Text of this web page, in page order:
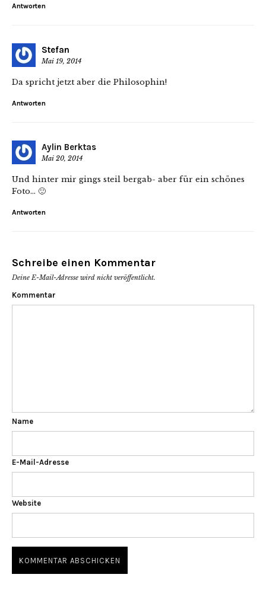
Antworten
Stefan
Mai 19, 2014
Da spricht jetzt aber die Philosophin!
Antworten
Aylin Berktas
Mai 20, 2014
Und hinter mir gings steil bergab- aber für ein schönes
Foto… 🙂
Antworten
Schreibe einen Kommentar
Deine E-Mail-Adresse wird nicht veröffentlicht.
Kommentar
Name
E-Mail-Adresse
Website